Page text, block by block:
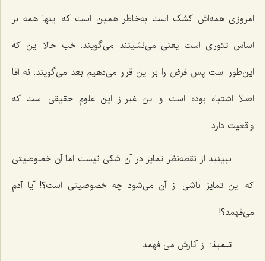
امروزی همه‌اش کشک است به‌خاطر همین است که اینها همه بر
اساس تئوری است یعنی می‌نشینند می‌گویند: خب حالا این که
این‌طور است پس فرض را بر این قرار می‌دهیم بعد می‌گویند: نه آقا
اصلاً اشتباه بوده است و این غیر از این علوم حقیقی است که
واقعیت دارد.
ببینید از نقطه‌نظر تمایز در آن شکی نیست اما آن خصوصیتی
که این تمایز ناشی از آن می‌شود چه خصوصیتی است؟! آیا آدم
می‌فهمد؟!
تلمیذ: از آثارش می فهمد.